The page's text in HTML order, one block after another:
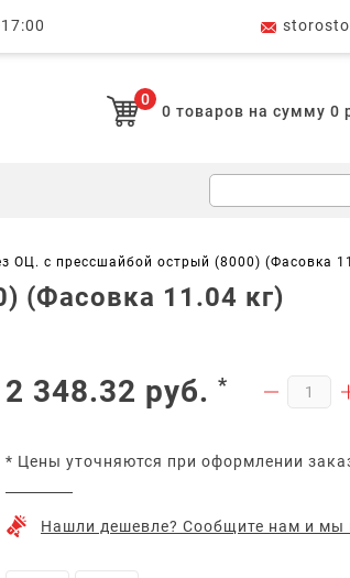
0
0 товаров на сумму 0
ОЦ. с прессшайбой острый (8000) (Фасовка
(Фасовка 11.04 кг)
2 348.32 руб. *
* Цены уточняются при оформлении
Нашли дешевле? Сообщите нам и мы